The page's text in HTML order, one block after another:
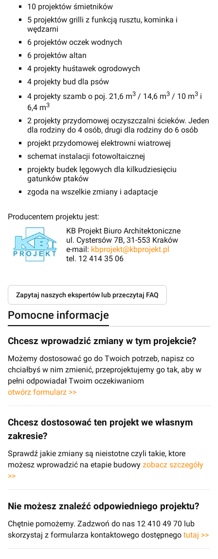
10 projektów śmietników
5 projektów grilli z funkcją rusztu, kominka i
wędzarni
6 projektów oczek wodnych
6 projektów altan
4 projekty huśtawek ogrodowych
4 projekty bud dla psów
4 projekty szamb o poj. 21,6 m3 / 14,6 m3 / 10 m3 i
6,4 m3
2 projekty przydomowej oczyszczalni ścieków. Jeden
dla rodziny do 4 osób, drugi dla rodziny do 6 osób
projekt przydomowej elektrowni wiatrowej
schemat instalacji fotowoltaicznej
projekty budek lęgowych dla kilkudziesięciu
gatunków ptaków
zgoda na wszelkie zmiany i adaptacje
Producentem projektu jest:
KB Projekt Biuro Architektoniczne
ul. Cystersów 7B, 31-553 Kraków
e-mail: kbprojekt@kbprojekt.pl
tel. 12 414 35 06
Zapytaj naszych ekspertów lub przeczytaj FAQ
Pomocne informacje
Chcesz wprowadzić zmiany w tym projekcie?
Możemy dostosować go do Twoich potrzeb, napisz co
chciałbyś w nim zmienić, przeprojektujemy go tak, aby w
pełni odpowiadał Twoim oczekiwaniom
otwórz formularz >>
Chcesz dostosować ten projekt we własnym
zakresie?
Sprawdź jakie zmiany są nieistotne czyli takie, ktore
możesz wprowadzić na etapie budowy zobacz szczegóły
>>
Nie możesz znaleźć odpowiedniego projektu?
Chętnie pomożemy. Zadzwoń do nas 12 410 49 70 lub
skorzystaj z formularza kontaktowego dostępnego tutaj >>